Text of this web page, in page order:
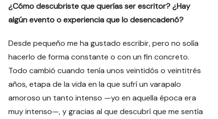
¿Cómo descubriste que querías ser escritor? ¿Hay
algún evento o experiencia que lo desencadenó?
Desde pequeño me ha gustado escribir, pero no solía
hacerlo de forma constante o con un fin concreto.
Todo cambió cuando tenía unos veintidós o veintitrés
años, etapa de la vida en la que sufrí un varapalo
amoroso un tanto intenso —yo en aquella época era
muy intenso—, y gracias al que descubrí que me sentía